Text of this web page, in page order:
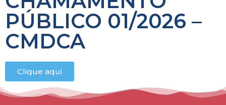
PÚBLICO 01/2026 –
CMDCA
Clique aqui